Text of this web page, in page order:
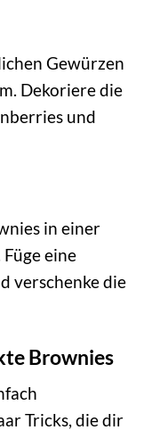
Gewürzen
Dekoriere die
und
in einer
eine
verschenke die
Brownies
Tricks, die dir